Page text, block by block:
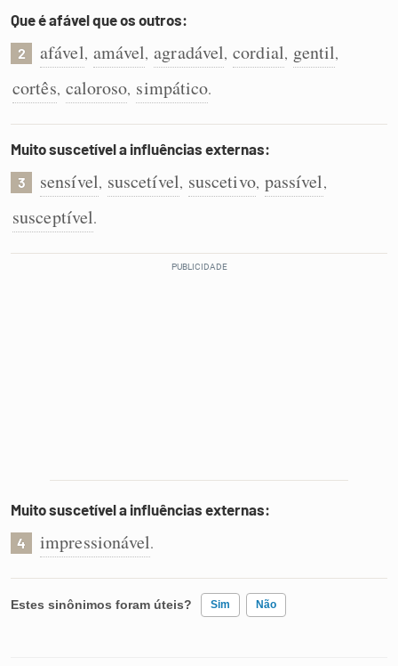
Caça-palavras
Dicionário
Sinônimos
Que é afável que os outros:
2 afável, amável, agradável, cordial, gentil,
cortês, caloroso, simpático.
Muito suscetível a influências externas:
3 sensível, suscetível, suscetivo, passível,
susceptível.
Muito suscetível a influências externas:
4 impressionável.
Estes sinônimos foram úteis? Sim Não